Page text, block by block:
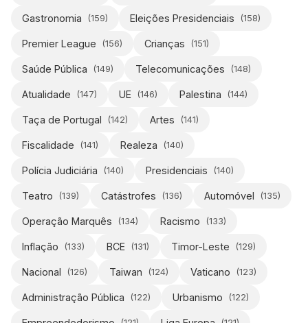
Gastronomia (159) Eleições Presidenciais (158)
Premier League (156) Crianças (151)
Saúde Pública (149) Telecomunicações (148)
Atualidade (147) UE (146) Palestina (144)
Taça de Portugal (142) Artes (141)
Fiscalidade (141) Realeza (140)
Polícia Judiciária (140) Presidenciais (140)
Teatro (139) Catástrofes (136) Automóvel (135)
Operação Marquês (134) Racismo (133)
Inflação (133) BCE (131) Timor-Leste (129)
Nacional (126) Taiwan (124) Vaticano (123)
Administração Pública (122) Urbanismo (122)